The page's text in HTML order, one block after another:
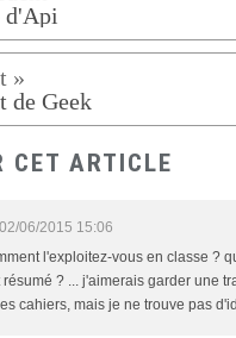
d'Api
de Geek
CET ARTICLE
02/06/2015 15:06
l'exploitez-vous en classe ?
? ... j'aimerais garder une
cahiers, mais je ne trouve pas